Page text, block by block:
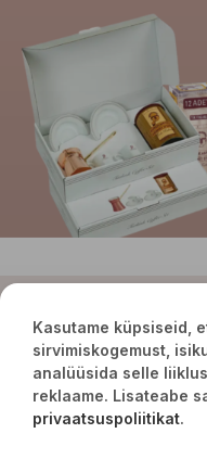
Kasutame küpsiseid,
sirvimiskogemust,
analüüsida selle
reklaame. Lisateabe
privaatsuspoliitikat.